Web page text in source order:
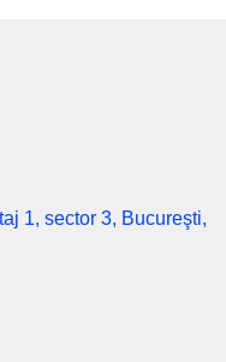
1, sector 3, Bucureşti,